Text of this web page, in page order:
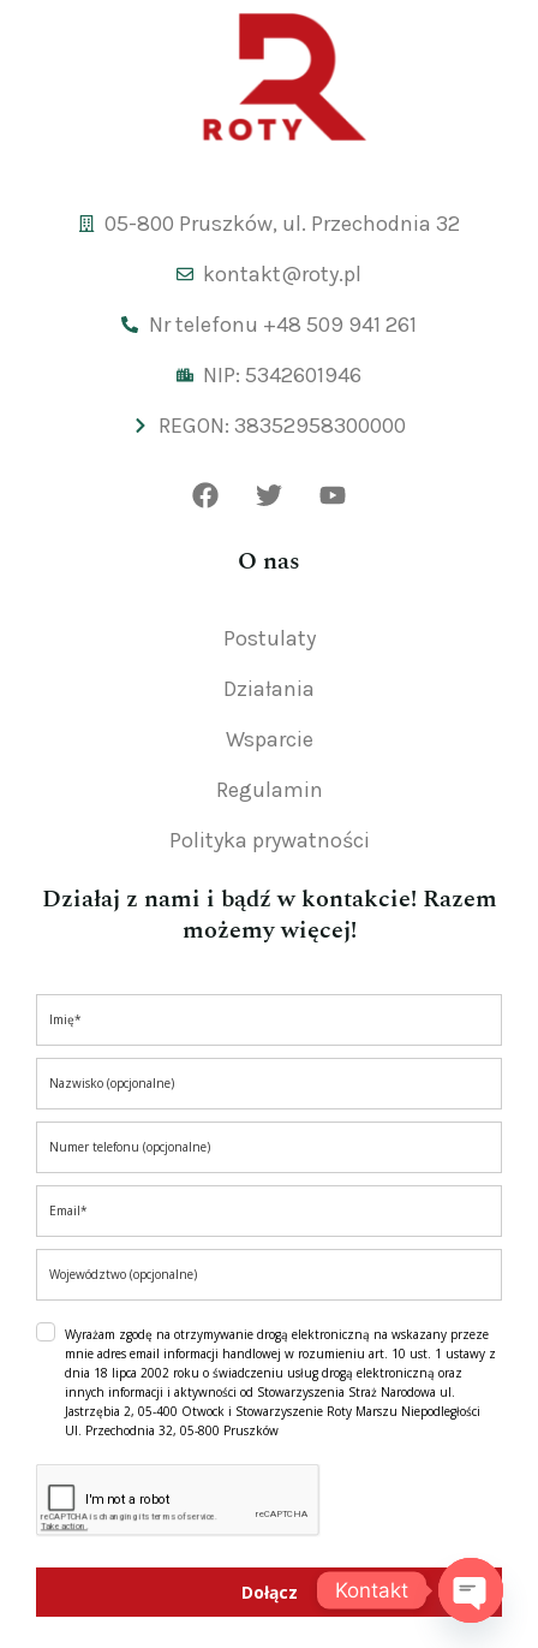
05-800 Pruszków, ul. Przechodnia 32
kontakt@roty.pl
Nr telefonu +48 509 941 261
NIP: 5342601946
REGON: 38352958300000
O nas
Postulaty
Działania
Wsparcie
Regulamin
Polityka prywatności
Działaj z nami i bądź w kontakcie! Razem
możemy więcej!
Wyrażam zgodę na otrzymywanie drogą elektroniczną na wskazany przeze
mnie adres email informacji handlowej w rozumieniu art. 10 ust. 1 ustawy z
dnia 18 lipca 2002 roku o świadczeniu usług drogą elektroniczną oraz
innych informacji i aktywności od Stowarzyszenia Straż Narodowa ul.
Jastrzębia 2, 05-400 Otwock i Stowarzyszenie Roty Marszu Niepodległości
Ul. Przechodnia 32, 05-800 Pruszków
Dołącz Kontakt